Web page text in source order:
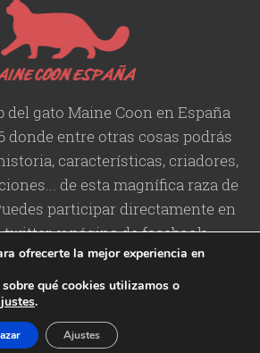
del gato Maine Coon en España
donde entre otras cosas podrás
características, criadores,
de esta magnífica raza de
participar directamente en
y página de facebook.
Privacidad
ofrecerte la mejor experiencia en
sobre qué cookies utilizamos o
.
Ajustes